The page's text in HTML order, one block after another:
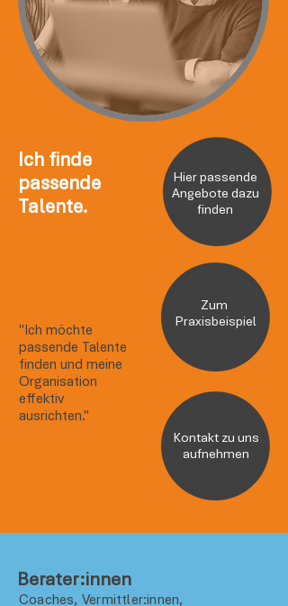
Ich finde
passende
Talente.
"Ich möchte
passende Talente
finden und meine
Organisation
effektiv
ausrichten."
Hier passende
Angebote dazu
finden
Zum
Praxisbeispiel
Kontakt zu uns
aufnehmen
Berater:innen
Coaches, Vermittler:innen,